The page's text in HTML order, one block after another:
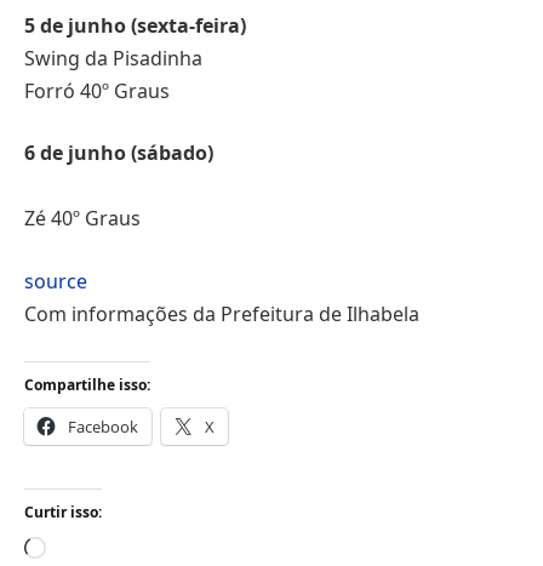
5 de junho (sexta-feira)
Swing da Pisadinha
Forró 40º Graus
6 de junho (sábado)
Zé 40º Graus
source
Com informações da Prefeitura de Ilhabela
Compartilhe isso:
Facebook X
Curtir isso:
Carregando...